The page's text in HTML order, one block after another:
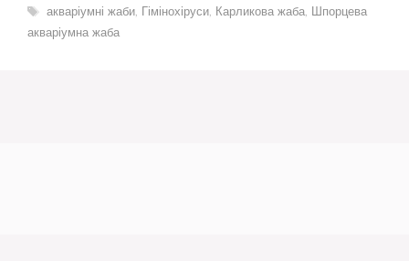
Позначки
акваріумні жаби, Гімінохіруси, Карликова жаба,
Шпорцева
акваріумна жаба